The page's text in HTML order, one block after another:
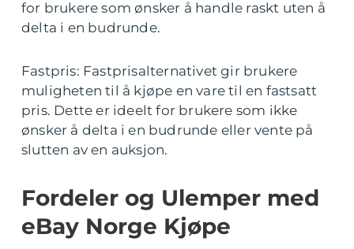
for brukere som ønsker å handle raskt uten å
delta i en budrunde.
Fastpris: Fastprisalternativet gir brukere
muligheten til å kjøpe en vare til en fastsatt
pris. Dette er ideelt for brukere som ikke
ønsker å delta i en budrunde eller vente på
slutten av en auksjon.
Fordeler og Ulemper med
eBay Norge Kjøpe